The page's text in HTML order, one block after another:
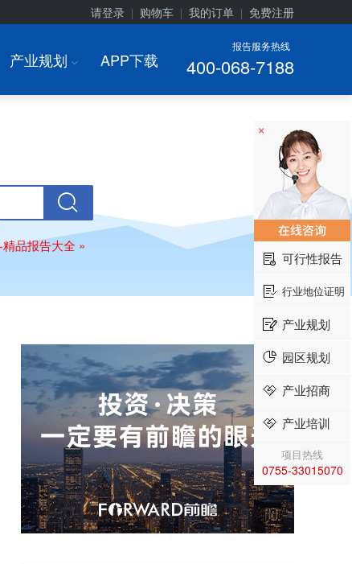
请登录 购物车 我的订单 免费注册
报告服务热线
400-068-7188
产业规划 I APP下载
精品报告大全 »
×
可行性报告
行业地位证明
产业规划
园区规划
产业招商
产业培训
项目热线
0755-33015070